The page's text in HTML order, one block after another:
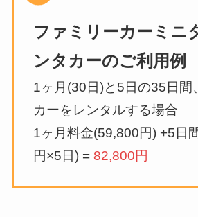
ファミリーカーミニ
ンタカーのご利用例
1ヶ月(30日)と5日の35日間
カーをレンタルする場合
1ヶ月料金(59,800円) +5日
円×5日) = 82,800円